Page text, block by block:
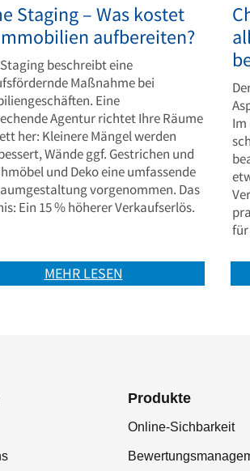
Staging – Was kostet
aufbereiten?
beschreibt eine
Maßnahme bei
Eine
Agentur richtet Ihre Räume
her: Kleinere Mängel werden
Wände ggf. Gestrichen und
und Deko eine umfassende
vorgenommen. Das
Ein 15 % höherer Verkaufserlös.
MEHR LESEN
Im
Produkte
Online-Sichbarkeit